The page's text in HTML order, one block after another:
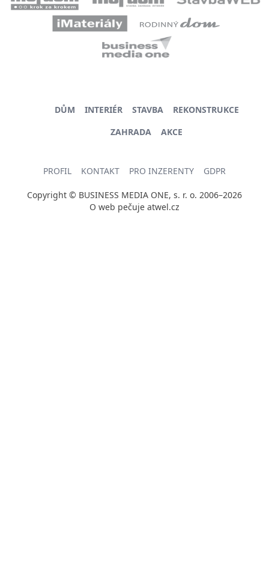
DŮM INTERIÉR STAVBA
REKONSTRUKCE
ZAHRADA
AKCE
PROFIL KONTAKT PRO INZERENTY GDPR
Copyright © BUSINESS MEDIA ONE, s. r. o. 2006–2026